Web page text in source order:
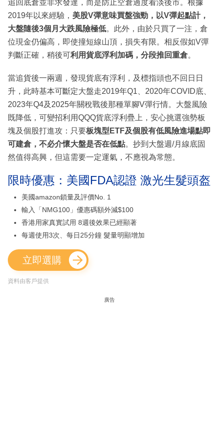
追回底倉並非求發達，而是防止空倉過度看淡後市。根據
2019年以來經驗， 美股V彈意味買盤強勁，以V彈起點計，
大盤隨後3個月大跌風險極低。此外，由於只買了一注，倉
位現金仍偏高，即使撞短線山頂，損失有限。相反假如V彈
判斷正確，稍後可利用貨底浮利加碼，分段推回重倉。
當追貨後一兩週，發現貨底有浮利，及標指頭也不回日日
升，此時基本可斷定大盤走2019年Q1、2020年COVID底、
2023年Q4及2025年關稅戰後那種單腳V彈行情。大盤風險
既降低，可變招利用QQQ貨底浮利疊上，安心挑選強勢板
塊及個股打進攻：只要板塊型ETF及個股有低風險進場點即
可建倉，不必介懷大盤是否在低點。抄到大盤週/月線底固
然值得高興，但這需要一定運氣，不應視為常態。
限時優惠：美國FDA認證 激光生髮頭盔
美國amazon鎖量及評價No. 1
輸入「NMG100」優惠碼額外減$100
香港用家真實試用 8週後效果已經顯著
每週使用3次、每日25分鐘 髮量明顯增加
立即選購
資料由客戶提供
廣告